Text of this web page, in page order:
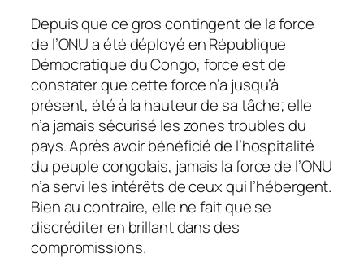
Depuis que ce gros contingent de la force
de l’ONU a été déployé en République
Démocratique du Congo, force est de
constater que cette force n’a jusqu’à
présent, été à la hauteur de sa tâche; elle
n’a jamais sécurisé les zones troubles du
pays. Après avoir bénéficié de l’hospitalité
du peuple congolais, jamais la force de l’ONU
n’a servi les intérêts de ceux qui l’hébergent.
Bien au contraire, elle ne fait que se
discréditer en brillant dans des
compromissions.